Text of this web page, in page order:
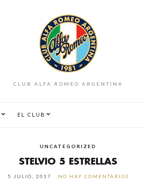
CLUB ALFA ROMEO ARGENTINA
EL CLUB
UNCATEGORIZED
STELVIO 5 ESTRELLAS
5 JULIO, 2017 NO HAY COMENTARIOS